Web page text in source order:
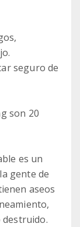
seguro de
son 20
es un
gente de
aseos